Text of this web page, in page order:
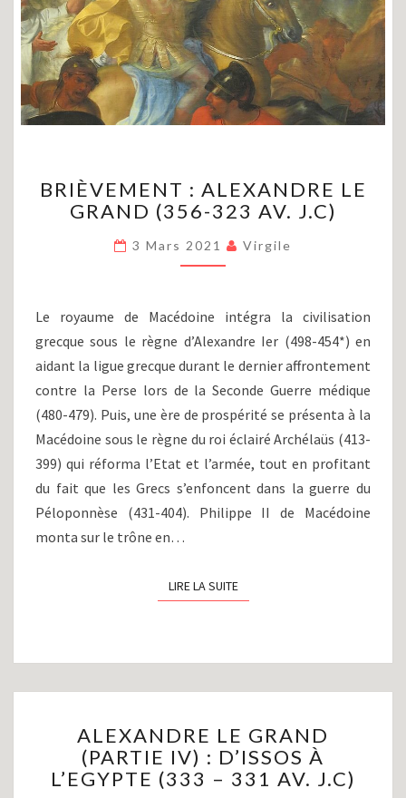
:
ALEXANDRE
GRAND
(356-
BRIÈVEMENT : ALEXANDRE LE
GRAND (356-323 AV. J.C)
3 Mars 2021 Virgile
Le royaume de Macédoine intégra la civilisation
grecque sous le règne d’Alexandre Ier (498-454*) en
aidant la ligue grecque durant le dernier affrontement
contre la Perse lors de la Seconde Guerre médique
(480-479). Puis, une ère de prospérité se présenta à la
Macédoine sous le règne du roi éclairé Archélaüs (413-
399) qui réforma l’Etat et l’armée, tout en profitant
du fait que les Grecs s’enfoncent dans la guerre du
Péloponnèse (431-404). Philippe II de Macédoine
monta sur le trône en…
LIRE LA SUITELIRE LA SUITE
LE
GRAND
(PARTIE
ALEXANDRE LE GRAND
(PARTIE IV) : D’ISSOS À
L’EGYPTE (333 – 331 AV. J.C)